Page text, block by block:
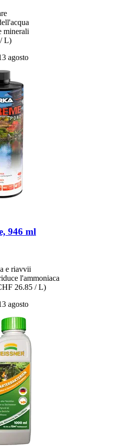
minerali
L)
agosto
946 ml
e riavvii
l'ammoniaca
26.85 / L)
agosto